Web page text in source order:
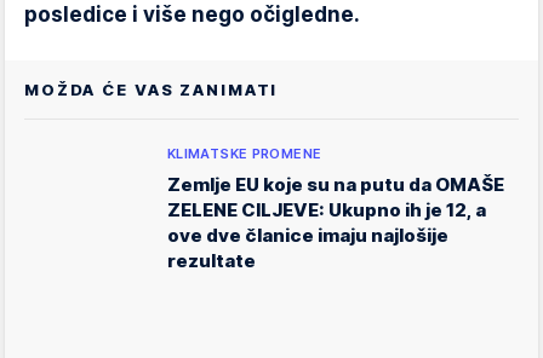
posledice i više nego očigledne.
MOŽDA ĆE VAS ZANIMATI
KLIMATSKE PROMENE
Zemlje EU koje su na putu da OMAŠE
ZELENE CILJEVE: Ukupno ih je 12, a
ove dve članice imaju najlošije
rezultate